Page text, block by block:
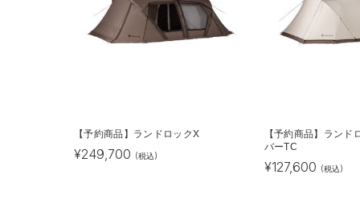
【予約商品】ランドロックX
¥249,700 (税込)
【予約商品】ランド
バーTC
¥127,600 (税込)